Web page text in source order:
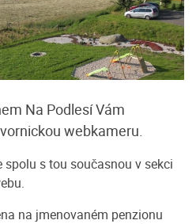
Na Podlesí Vám
webkameru.
spolu s tou současnou v sekci
na jmenovaném penzionu